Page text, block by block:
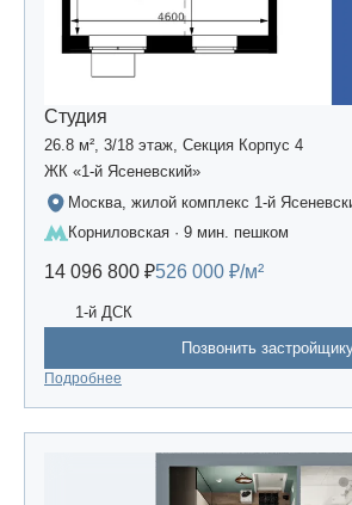
Студия
26.8 м², 3/18 этаж, Секция Корпус 4
ЖК «1-й Ясеневский»
Москва, жилой комплекс 1-й
Корниловская · 9 мин. пешком
14 096 800 ₽526 000 ₽/м²
1-й ДСК
Позвонить
Подробнее